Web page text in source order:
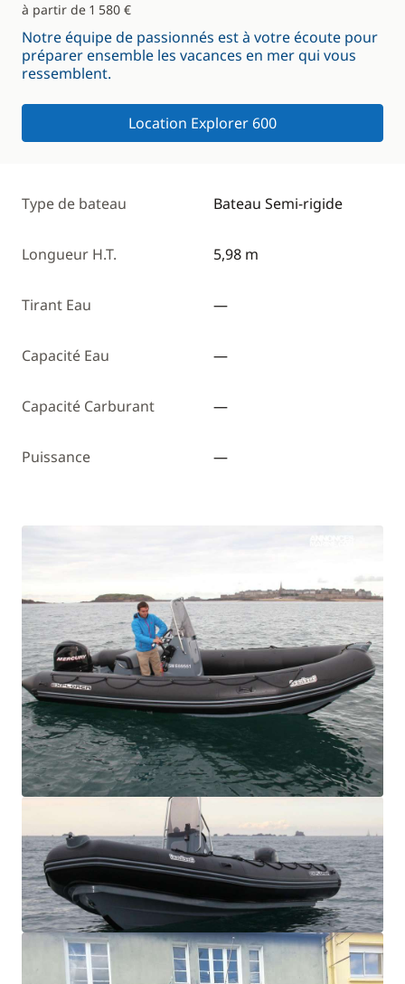
à partir de 1 580 €
Notre équipe de passionnés est à votre écoute pour
préparer ensemble les vacances en mer qui vous
ressemblent.
Location Explorer 600
Type de bateau Bateau Semi-rigide
Longueur H.T. 5,98 m
Tirant Eau —
Capacité Eau —
Capacité Carburant —
Puissance —